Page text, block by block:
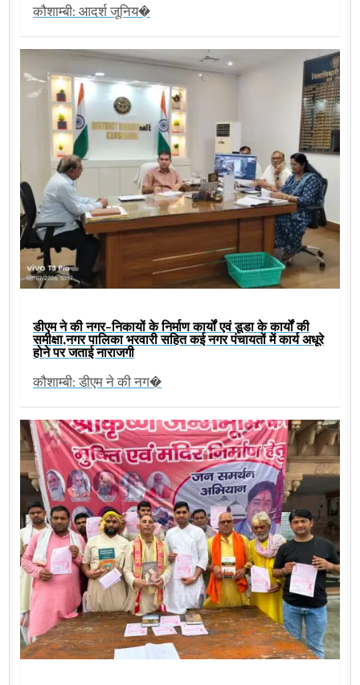
कौशाम्बी: आदर्श जूनिय�
डीएम ने की नगर-निकायों के निर्माण कार्यों एवं डूडा के कार्यों की
समीक्षा,नगर पालिका भरवारी सहित कई नगर पंचायतों में कार्य अधूरे
होने पर जताई नाराजगी
कौशाम्बी: डीएम ने की नग�